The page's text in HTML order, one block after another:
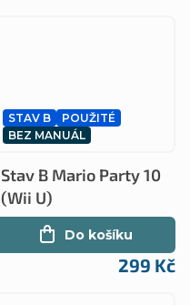
STAV B
POUŽITÉ
BEZ MANUÁL
Stav B Mario Party 10
(Wii U)
299 Kč
Do košíku